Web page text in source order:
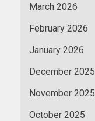
March 2026
February 2026
January 2026
December 2025
November 2025
October 2025